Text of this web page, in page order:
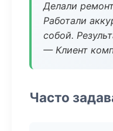
Делали
Работали
собой.
— Клиент
Часто